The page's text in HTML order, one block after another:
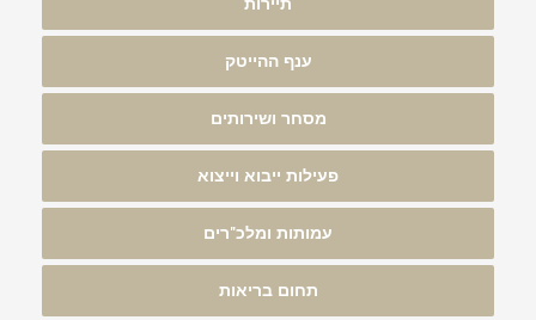
ענף ההייטק
מסחר ושירותים
פעילות ייבוא וייצוא
עמותות ומלכ"רים
תחום בריאות